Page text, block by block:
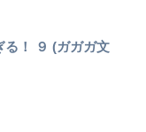
る！ ９ (ガガガ文